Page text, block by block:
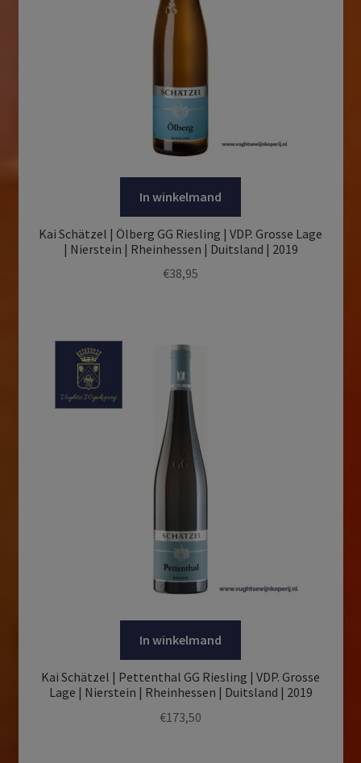
In winkelmand
Kai Schätzel | Ölberg GG Riesling | VDP. Grosse Lage
| Nierstein | Rheinhessen | Duitsland | 2019
€38,95
In winkelmand
Kai Schätzel | Pettenthal GG Riesling | VDP. Grosse
Lage | Nierstein | Rheinhessen | Duitsland | 2019
€173,50